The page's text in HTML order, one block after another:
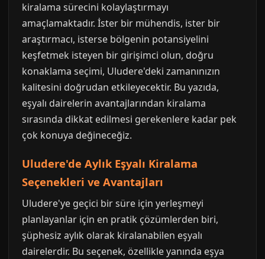
kiralama sürecini kolaylaştırmayı
amaçlamaktadır. İster bir mühendis, ister bir
araştırmacı, isterse bölgenin potansiyelini
keşfetmek isteyen bir girişimci olun, doğru
konaklama seçimi, Uludere'deki zamanınızın
kalitesini doğrudan etkileyecektir. Bu yazıda,
eşyalı dairelerin avantajlarından kiralama
sırasında dikkat edilmesi gerekenlere kadar pek
çok konuya değineceğiz.
Uludere'de Aylık Eşyalı Kiralama
Seçenekleri ve Avantajları
Uludere'ye geçici bir süre için yerleşmeyi
planlayanlar için en pratik çözümlerden biri,
şüphesiz aylık olarak kiralanabilen eşyalı
dairelerdir. Bu seçenek, özellikle yanında eşya